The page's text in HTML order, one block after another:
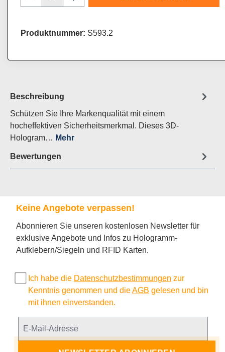
Produktnummer: S593.2
Beschreibung
Schützen Sie Ihre Markenqualität mit einem
hocheffektiven Sicherheitsmerkmal. Dieses 3D-
Hologram… Mehr
Bewertungen
Keine Angebote verpassen!
Abonnieren Sie unseren kostenlosen Newsletter für
exklusive Angebote und Infos zu Hologramm-
Aufklebern/Siegeln und RFID Karten.
Ich habe die Datenschutzbestimmungen zur
Kenntnis genommen und dieAGB gelesen und bin
mit ihnen einverstanden.